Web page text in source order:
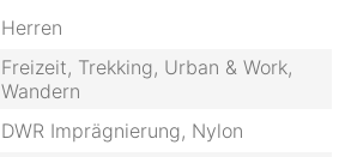
Herren
Freizeit, Trekking, Urban & Work,
Wandern
DWR Imprägnierung, Nylon